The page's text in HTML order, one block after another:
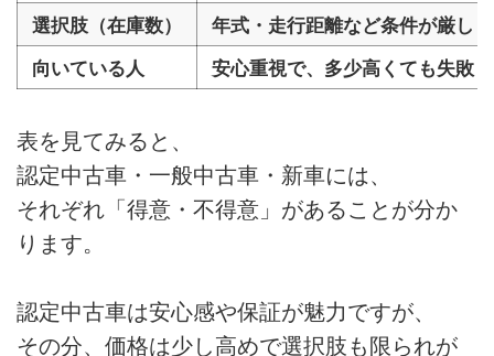
選択肢（在庫数）
年式・走行距離など条件が厳し
向いている人
安心重視で、多少高くても失敗
表を見てみると、
認定中古車・一般中古車・新車には、
それぞれ「得意・不得意」があることが分か
ります。
認定中古車は安心感や保証が魅力ですが、
その分、価格は少し高めで選択肢も限られが